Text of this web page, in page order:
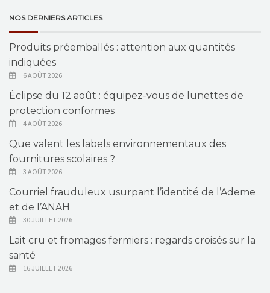
NOS DERNIERS ARTICLES
Produits préemballés : attention aux quantités
indiquées
6 AOÛT 2026
Éclipse du 12 août : équipez-vous de lunettes de
protection conformes
4 AOÛT 2026
Que valent les labels environnementaux des
fournitures scolaires ?
3 AOÛT 2026
Courriel frauduleux usurpant l’identité de l’Ademe
et de l’ANAH
30 JUILLET 2026
Lait cru et fromages fermiers : regards croisés sur la
santé
16 JUILLET 2026